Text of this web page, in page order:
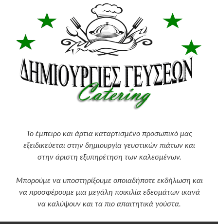
Το έμπειρο και άρτια καταρτισμένο προσωπικό μας
εξειδικεύεται στην δημιουργία γευστικών πιάτων και
στην άριστη εξυπηρέτηση των καλεσμένων.
Μπορούμε να υποστηρίξουμε οποιαδήποτε εκδήλωση και
να προσφέρουμε μια μεγάλη ποικιλία εδεσμάτων ικανά
να καλύψουν και τα πιο απαιτητικά γούστα.